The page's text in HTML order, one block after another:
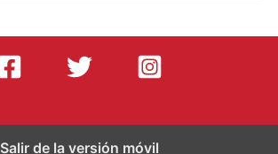
Salir de la versión móvil